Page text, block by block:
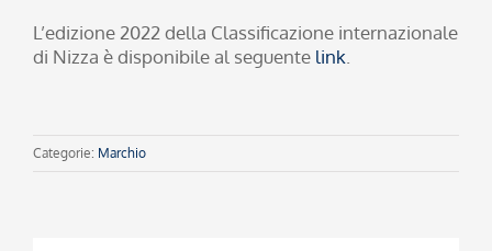
L’edizione 2022 della Classificazione internazionale
di Nizza è disponibile al seguente link.
Categorie: Marchio